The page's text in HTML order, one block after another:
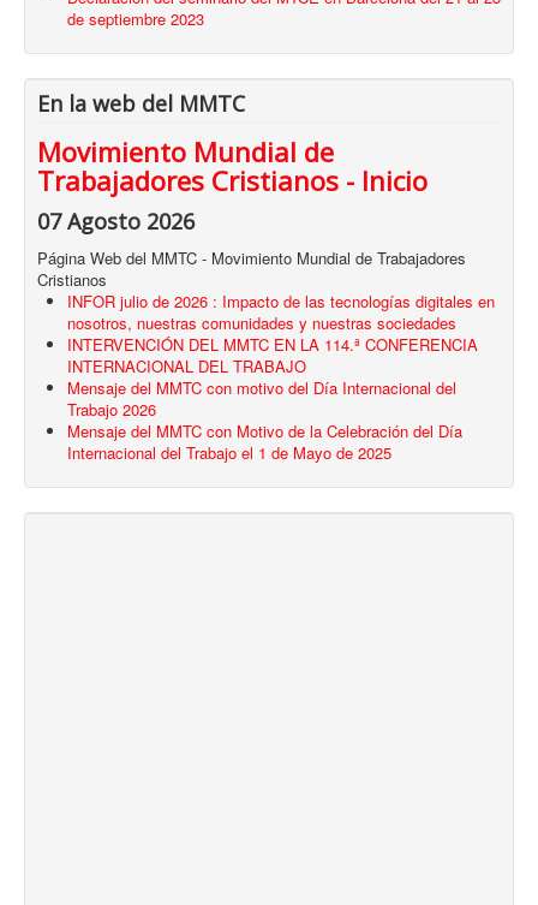
de septiembre 2023
En la web del MMTC
Movimiento Mundial de
Trabajadores Cristianos - Inicio
07 Agosto 2026
Página Web del MMTC - Movimiento Mundial de Trabajadores
Cristianos
INFOR julio de 2026 : Impacto de las tecnologías digitales en
nosotros, nuestras comunidades y nuestras sociedades
INTERVENCIÓN DEL MMTC EN LA 114.ª CONFERENCIA
INTERNACIONAL DEL TRABAJO
Mensaje del MMTC con motivo del Día Internacional del
Trabajo 2026
Mensaje del MMTC con Motivo de la Celebración del Día
Internacional del Trabajo el 1 de Mayo de 2025